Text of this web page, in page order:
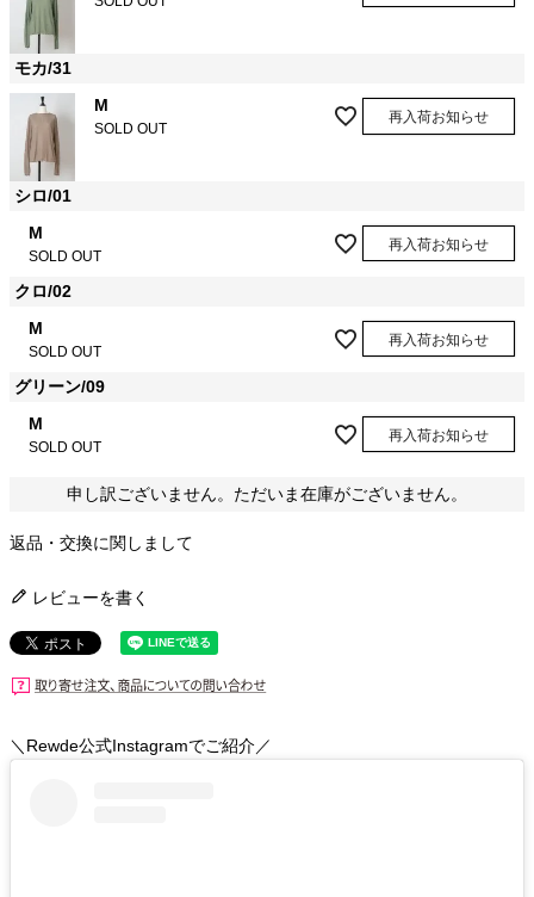
モカ/31
M
SOLD OUT
再入荷お知らせ
シロ/01
M
SOLD OUT
再入荷お知らせ
クロ/02
M
SOLD OUT
再入荷お知らせ
グリーン/09
M
SOLD OUT
再入荷お知らせ
申し訳ございません。ただいま在庫がございません。
返品・交換に関しまして
レビューを書く
＼Rewde公式Instagramでご紹介／